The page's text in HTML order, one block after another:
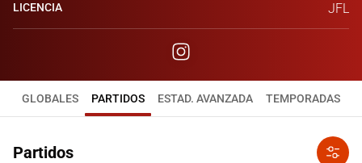
LICENCIA JFL
GLOBALES PARTIDOS ESTAD. AVANZADA TEMPORADAS
Partidos